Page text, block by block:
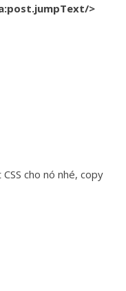
>
cho nó nhé, copy